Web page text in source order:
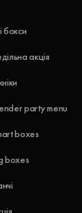
бокси
акція
party menu
boxes
boxes